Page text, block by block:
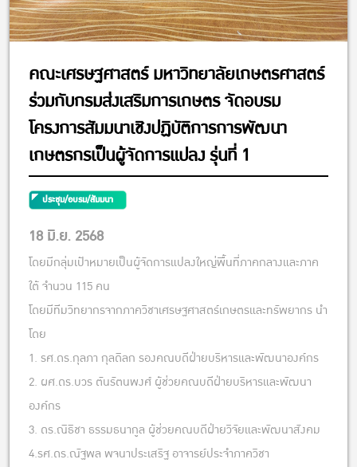
คณะเศรษฐศาสตร์ มหาวิทยาลัยเกษตรศาสตร์
ร่วมกับกรมส่งเสริมการเกษตร จัดอบรม
โครงการสัมมนาเชิงปฏิบัติการการพัฒนา
เกษตรกรเป็นผู้จัดการแปลง รุ่นที่ 1
ประชุม/อบรม/สัมมนา
18 มิ.ย. 2568
โดยมีกลุ่มเป้าหมายเป็นผู้จัดการแปลงใหญ่พื้นที่ภาคกลางและภาค
ใต้ จำนวน 115 คน
โดยมีทีมวิทยากรจากภาควิชาเศรษฐศาสตร์เกษตรและทรัพยากร นำ
โดย
1. รศ.ดร.กุลภา กุลดิลก รองคณบดีฝ่ายบริหารและพัฒนาองค์กร
2. ผศ.ดร.บวร ตันรัตนพงศ์ ผู้ช่วยคณบดีฝ่ายบริหารและพัฒนา
องค์กร
3. ดร.ณิธิชา ธรรมธนากูล ผู้ช่วยคณบดีฝ่ายวิจัยและพัฒนาสังคม
4.รศ.ดร.ณัฐพล พจนาประเสริฐ อาจารย์ประจำภาควิชา